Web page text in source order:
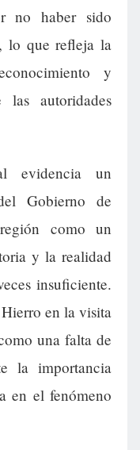
no haber sido
lo que refleja la
y
autoridades
evidencia un
Gobierno de
como un
y la realidad
insuficiente.
en la visita
una falta de
la importancia
en el fenómeno